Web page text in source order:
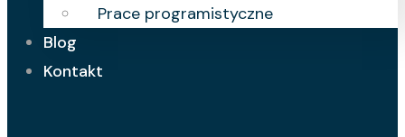
Prace programistyczne
Blog
Kontakt